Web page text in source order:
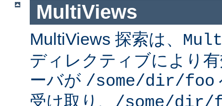
MultiViews
MultiViews 探索は、
ディレクティブにより
ーバが /some/dir/foo
受け取り、